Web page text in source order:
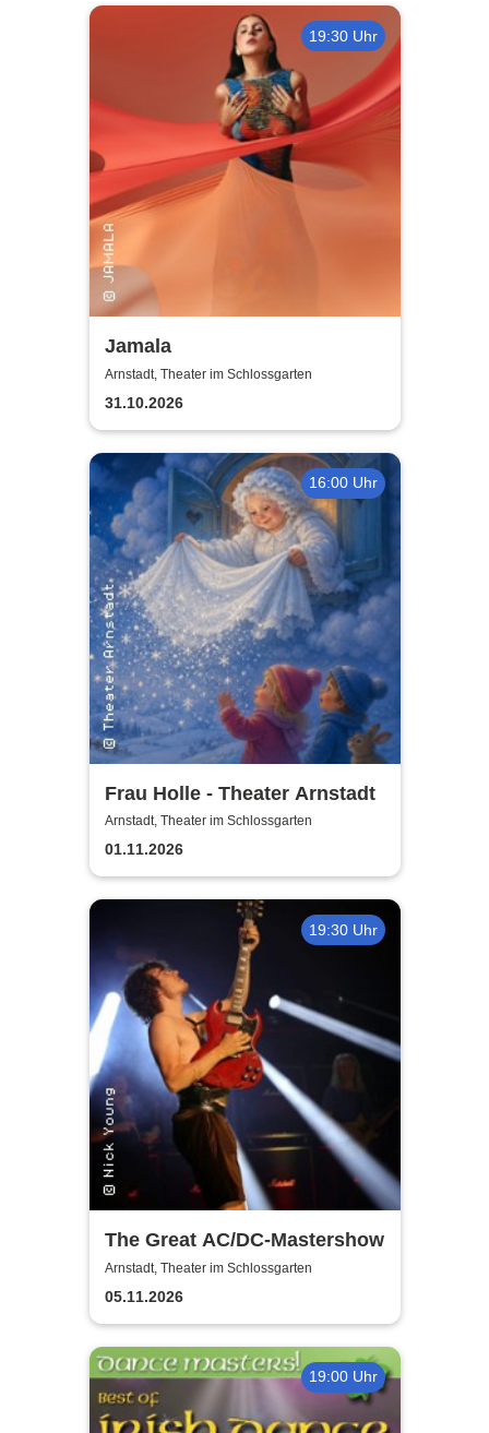
19:30 Uhr
Jamala
Arnstadt, Theater im Schlossgarten
31.10.2026
16:00 Uhr
Frau Holle - Theater Arnstadt
Arnstadt, Theater im Schlossgarten
01.11.2026
19:30 Uhr
The Great AC/DC-Mastershow
Arnstadt, Theater im Schlossgarten
05.11.2026
19:00 Uhr